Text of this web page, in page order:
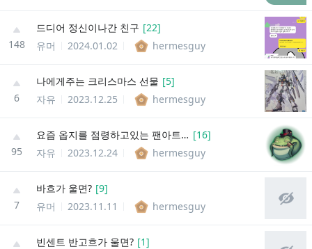
148
드디어 정신이나간 친구 [22]
유머
2024.01.02 hermesguy
6
나에게주는 크리스마스 선물 [5]
자유
2023.12.25 hermesguy
95
요즘 옵지를 점령하고있는 팬아트 게시글들에 대하여 [16]
자유
2023.12.24 hermesguy
7
바흐가 울면? [9]
유머
2023.11.11 hermesguy
빈센트 반고흐가 울면? [1]